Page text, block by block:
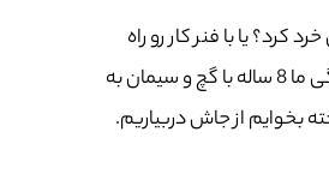
کرد؟ یا با فنر کار رو راه
انداخت؟ چون توالت فرنگی ما 8 ساله با گچ و سیمان به
بخوایم از جاش دربیاریم.